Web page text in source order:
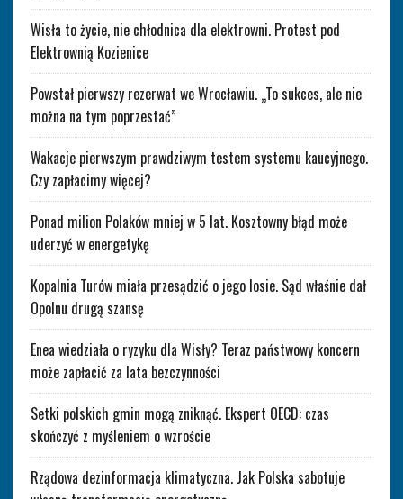
Wisła to życie, nie chłodnica dla elektrowni. Protest pod
Elektrownią Kozienice
Powstał pierwszy rezerwat we Wrocławiu. „To sukces, ale nie
można na tym poprzestać”
Wakacje pierwszym prawdziwym testem systemu kaucyjnego.
Czy zapłacimy więcej?
Ponad milion Polaków mniej w 5 lat. Kosztowny błąd może
uderzyć w energetykę
Kopalnia Turów miała przesądzić o jego losie. Sąd właśnie dał
Opolnu drugą szansę
Enea wiedziała o ryzyku dla Wisły? Teraz państwowy koncern
może zapłacić za lata bezczynności
Setki polskich gmin mogą zniknąć. Ekspert OECD: czas
skończyć z myśleniem o wzroście
Rządowa dezinformacja klimatyczna. Jak Polska sabotuje